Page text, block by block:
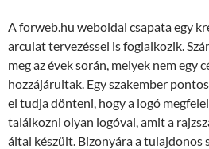
A forweb.hu weboldal csapata egy
arculat tervezéssel is foglalkozik.
meg az évek során, melyek nem egy
hozzájárultak. Egy szakember
el tudja dönteni, hogy a logó
találkozni olyan logóval, amit a
által készült. Bizonyára a tulajdonos